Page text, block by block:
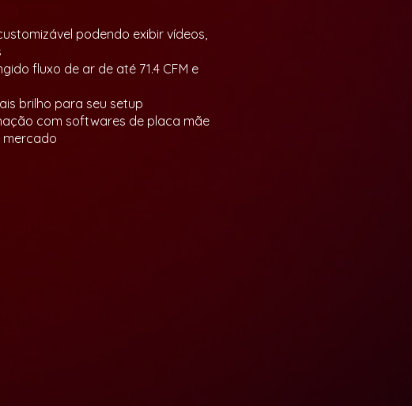
podendo exibir vídeos,
fluxo de ar de até 71.4 CFM e
brilho para seu setup
com softwares de placa mãe
mercado